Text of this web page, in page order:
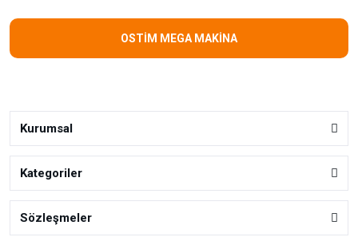
OSTİM MEGA MAKİNA
Kurumsal
Kategoriler
Sözleşmeler